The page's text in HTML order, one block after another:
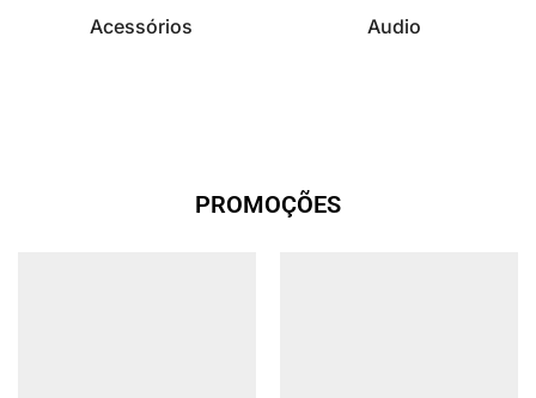
Acessórios Audio
PROMOÇÕES